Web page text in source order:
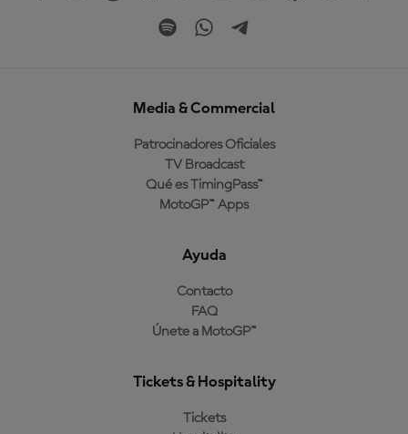
Media & Commercial
Patrocinadores Oficiales
TV Broadcast
Qué es TimingPass™
MotoGP™ Apps
Ayuda
Contacto
FAQ
Únete a MotoGP™
Tickets & Hospitality
Tickets